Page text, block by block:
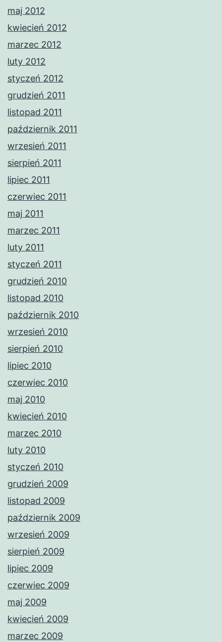
maj 2012
kwiecień 2012
marzec 2012
luty 2012
styczeń 2012
grudzień 2011
listopad 2011
październik 2011
wrzesień 2011
sierpień 2011
lipiec 2011
czerwiec 2011
maj 2011
marzec 2011
luty 2011
styczeń 2011
grudzień 2010
listopad 2010
październik 2010
wrzesień 2010
sierpień 2010
lipiec 2010
czerwiec 2010
maj 2010
kwiecień 2010
marzec 2010
luty 2010
styczeń 2010
grudzień 2009
listopad 2009
październik 2009
wrzesień 2009
sierpień 2009
lipiec 2009
czerwiec 2009
maj 2009
kwiecień 2009
marzec 2009